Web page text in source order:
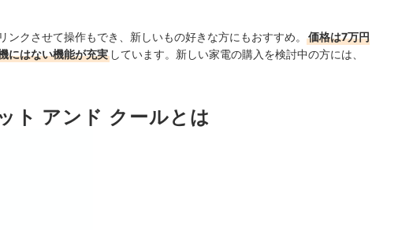
クさせて操作もでき、新しいもの好きな方にもおすすめ。
価格は7万円
にはない機能が充実 しています。新しい家電の購入を検討中の方には、
ト アンド クールとは